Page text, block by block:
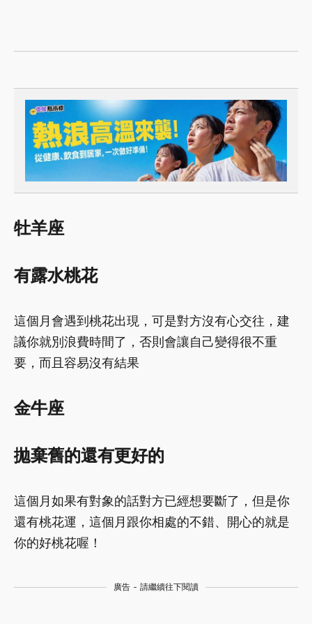
牡羊座
有露水桃花
這個月會遇到桃花出現，可是對方沒有心交往，建
議你就別浪費時間了，否則會讓自己變得很不重
要，而且容易沒有結果
金牛座
拋棄舊的還有更好的
這個月如果有對象的話對方已經想要斷了，但是你
還有桃花運，這個月跟你相處的不錯、開心的就是
你的好桃花喔！
廣告 - 請繼續往下閱讀